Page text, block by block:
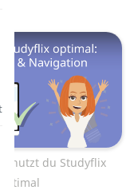
nutzt du Studyflix
optimal